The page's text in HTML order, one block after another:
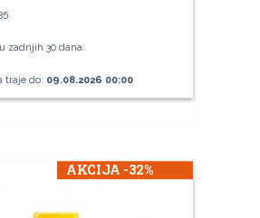
zadnjih 30 dana:
traje do: 09.08.2026 00:00
AKCIJA -32%